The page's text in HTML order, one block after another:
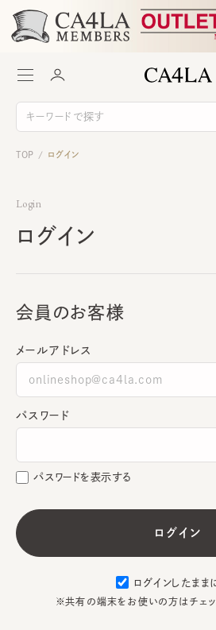
TOP / ログイン
Login
ログイン
会員のお客様
メールアドレス
パスワード
パスワードを表示する
ログインしたまま
※共有の端末をお使いの方はチェッ